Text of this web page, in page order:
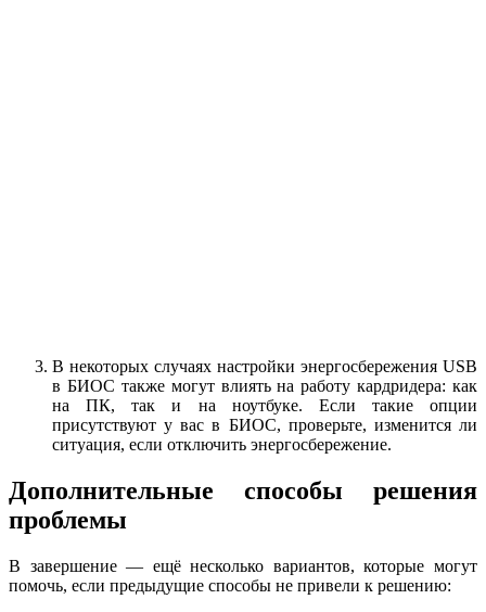
В некоторых случаях настройки энергосбережения USB
в БИОС также могут влиять на работу кардридера: как
на ПК, так и на ноутбуке. Если такие опции
присутствуют у вас в БИОС, проверьте, изменится ли
ситуация, если отключить энергосбережение.
Дополнительные способы решения
проблемы
В завершение — ещё несколько вариантов, которые могут
помочь, если предыдущие способы не привели к решению: